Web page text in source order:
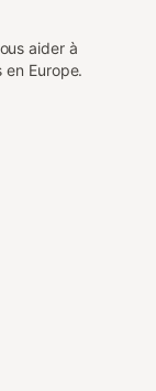
aider à
Europe.